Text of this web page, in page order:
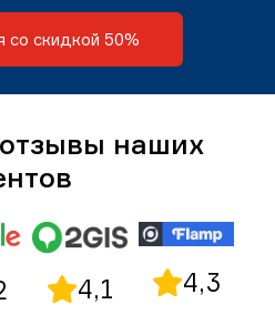
со скидкой 50%
наших
4,1 4,3